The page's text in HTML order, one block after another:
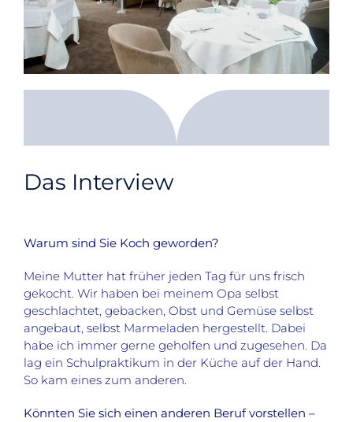
Das Interview
Warum sind Sie Koch geworden?
Meine Mutter hat früher jeden Tag für uns frisch
gekocht. Wir haben bei meinem Opa selbst
geschlachtet, gebacken, Obst und Gemüse selbst
angebaut, selbst Marmeladen hergestellt. Dabei
habe ich immer gerne geholfen und zugesehen. Da
lag ein Schulpraktikum in der Küche auf der Hand.
So kam eines zum anderen.
Könnten Sie sich einen anderen Beruf vorstellen –